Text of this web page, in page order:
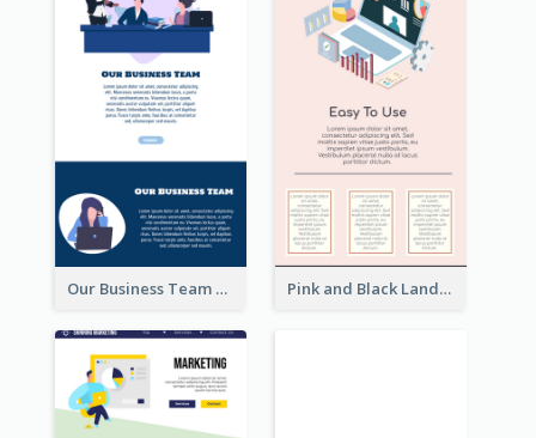
Our Business Team Landing Page Pink and Black Landing Page